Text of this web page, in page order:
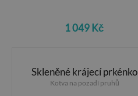
1 049 Kč
Skleněné krájecí prkénko
Kotva na pozadí pruhů